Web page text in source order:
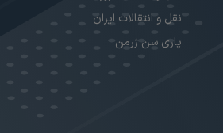
نقل و انتقالات ایران
پاری سن ژرمن